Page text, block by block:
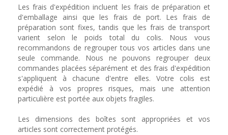
Les frais d'expédition incluent les frais de préparation et
d'emballage ainsi que les frais de port. Les frais de
préparation sont fixes, tandis que les frais de transport
varient selon le poids total du colis. Nous vous
recommandons de regrouper tous vos articles dans une
seule commande. Nous ne pouvons regrouper deux
commandes placées séparément et des frais d'expédition
s'appliquent à chacune d'entre elles. Votre colis est
expédié à vos propres risques, mais une attention
particulière est portée aux objets fragiles.
Les dimensions des boîtes sont appropriées et vos
articles sont correctement protégés.